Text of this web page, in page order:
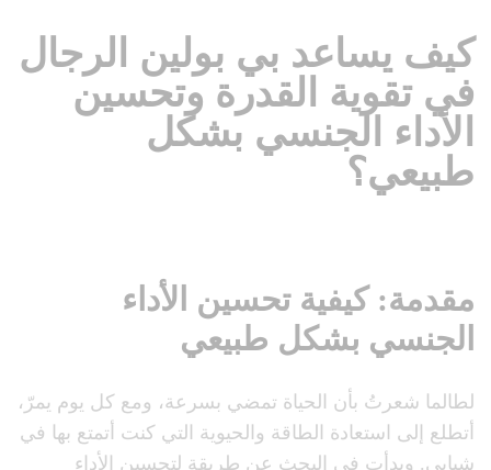
كيف يساعد بي بولين الرجال
في تقوية القدرة وتحسين
الأداء الجنسي بشكل
طبيعي؟
مقدمة:كيفية تحسين الأداء
الجنسي بشكل طبيعي
لطالما شعرتُ بأن الحياة تمضي بسرعة، ومع كل يوم يمرّ،
أتطلع إلى استعادة الطاقة والحيوية التي كنت أتمتع بها في
شبابي. وبدأت في البحث عن طريقة لتحسين الأداء